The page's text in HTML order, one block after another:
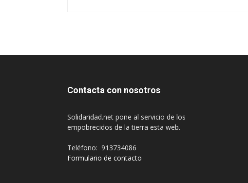
Contacta con nosotros
Solidaridad.net pone al servicio de los
empobrecidos de la tierra esta web.
Teléfono: 913734086
Formulario de contacto